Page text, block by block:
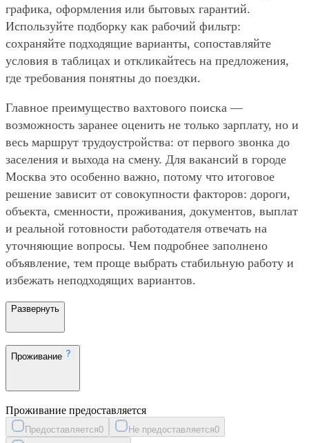
графика, оформления или бытовых гарантий.
Используйте подборку как рабочий фильтр:
сохраняйте подходящие варианты, сопоставляйте
условия в таблицах и откликайтесь на предложения,
где требования понятны до поездки.
Главное преимущество вахтового поиска —
возможность заранее оценить не только зарплату, но и
весь маршрут трудоустройства: от первого звонка до
заселения и выхода на смену. Для вакансий в городе
Москва это особенно важно, потому что итоговое
решение зависит от совокупности факторов: дороги,
объекта, сменности, проживания, документов, выплат
и реальной готовности работодателя отвечать на
уточняющие вопросы. Чем подробнее заполнено
объявление, тем проще выбрать стабильную работу и
избежать неподходящих вариантов.
Развернуть
Проживание
Проживание предоставляется
Предоставляется0 Не предоставляется0